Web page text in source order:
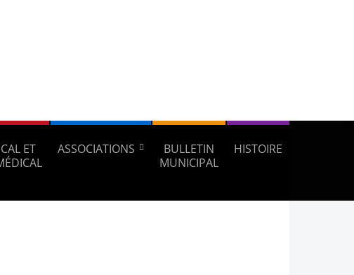
ET
ASSOCIATIONS
BULLETIN
MUNICIPAL
HISTOIRE